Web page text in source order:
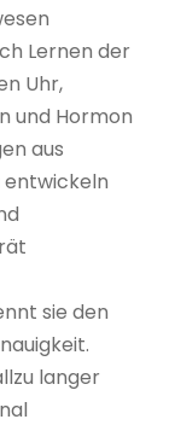
Lernen der
Uhr,
und Hormon
aus
entwickeln
sie den
langer